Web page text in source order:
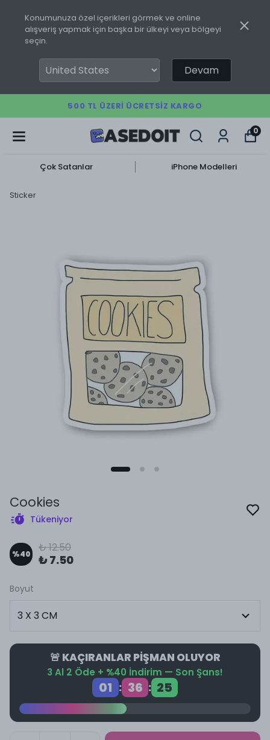
Konumunuza özel içerikleri görmek ve online
alışveriş yapmak için başka bir ülkeyi veya bölgeyi
seçin.
Devam
500 TL ÜZERI ÜCRETSIZ KARGO
0
Çok Satanlar iPhone Modelleri
Sticker
Cookies
Tükeniyor
%40 ₺ 12.50
₺ 7.50
Boyut
🚨 KAÇIRANLAR PİŞMAN OLUYOR
3 Al 2 Öde + %40 İndirim — Son Şans!
01 : 36 : 25